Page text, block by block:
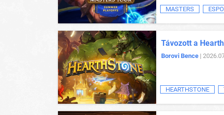
MASTERS
Távozott a
Borovi Bence |
HEARTHSTONE